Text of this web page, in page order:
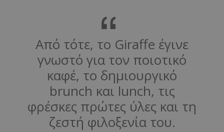
Από τότε, το Giraffe έγινε
γνωστό για τον ποιοτικό
καφέ, το δημιουργικό
brunch και lunch, τις
φρέσκες πρώτες ύλες και τη
ζεστή φιλοξενία του.